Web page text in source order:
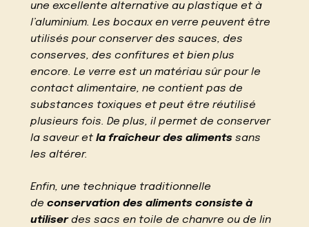
une excellente alternative au plastique et à
l’aluminium. Les bocaux en verre peuvent être
utilisés pour conserver des sauces, des
conserves, des confitures et bien plus
encore. Le verre est un matériau sûr pour le
contact alimentaire, ne contient pas de
substances toxiques et peut être réutilisé
plusieurs fois. De plus, il permet de conserver
la saveur etla fraîcheur des aliments sans
les altérer.
Enfin, une technique traditionnelle
deconservation des aliments consiste à
utiliserdes sacs en toile de chanvre ou de lin